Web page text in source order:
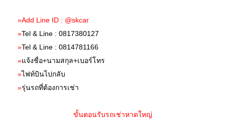
»Add Line ID : @skcar
»Tel & Line : 0817380127
»Tel & Line : 0814781166
»แจ้งชื่อ+นามสกุล+เบอร์โทร
»ไฟท์บินไปกลับ
»รุ่นรถที่ต้องการเช่า
ขั้นตอนรับรถเช่าหาดใหญ่